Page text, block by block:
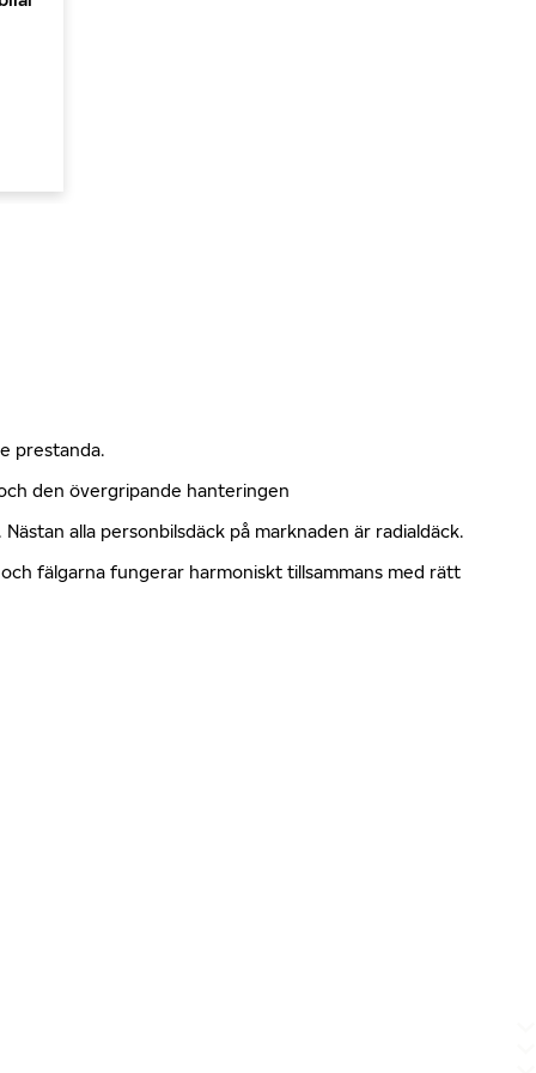
prestanda.
den övergripande hanteringen
alla personbilsdäck på marknaden är radialdäck.
fälgarna fungerar harmoniskt tillsammans med rätt